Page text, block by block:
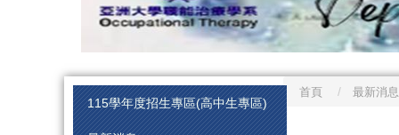
115學年度招生專區(高中生專區)
首頁 最新消息
:::